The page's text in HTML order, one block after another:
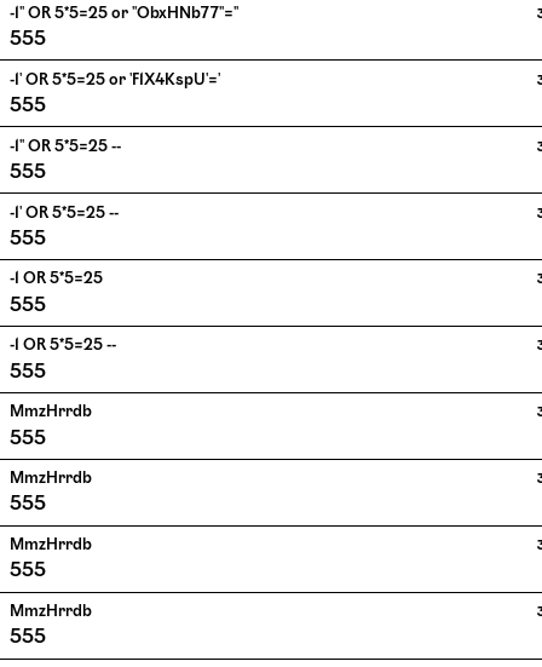
-1" OR 5*5=25 or "ObxHNb77"="
555
-1' OR 5*5=25 or 'F1X4KspU'='
555
-1" OR 5*5=25 --
555
-1' OR 5*5=25 --
555
-1 OR 5*5=25
555
-1 OR 5*5=25 --
555
MmzHrrdb
555
MmzHrrdb
555
MmzHrrdb
555
MmzHrrdb
555